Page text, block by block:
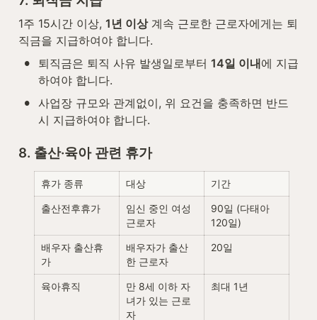
1주 15시간 이상, 1년 이상 계속 근로한 근로자에게는 퇴
직금을 지급하여야 합니다.
• 퇴직금은 퇴직 사유 발생일로부터 14일 이내에 지급
하여야 합니다.
• 사업장 규모와 관계없이, 위 요건을 충족하면 반드
시 지급하여야 합니다.
8. 출산·육아 관련 휴가
휴가 종류 대상 기간
출산전후휴가
임신 중인 여성
근로자
90일 (다태아
120일)
배우자 출산휴
가
배우자가 출산
한 근로자
20일
육아휴직
만 8세 이하 자
녀가 있는 근로
자
최대 1년